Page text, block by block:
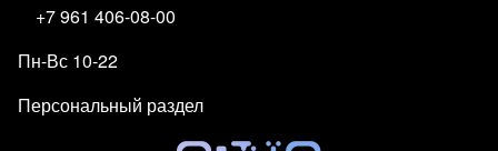
+7 961 406-08-00
Пн-Вс 10-22
Персональный раздел